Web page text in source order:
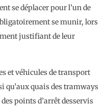
se déplacer pour l’un de
se munir, lors
justifiant de leur
et véhicules de transport
qu’aux quais des tramways
points d’arrêt desservis